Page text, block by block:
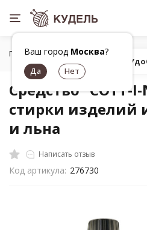
Ваш город Москва?
Главная Средства для ухода
Средство "COTT-I-
стирки изделий
и льна
Написать отзыв
Код артикула: 276730
Попробуй!